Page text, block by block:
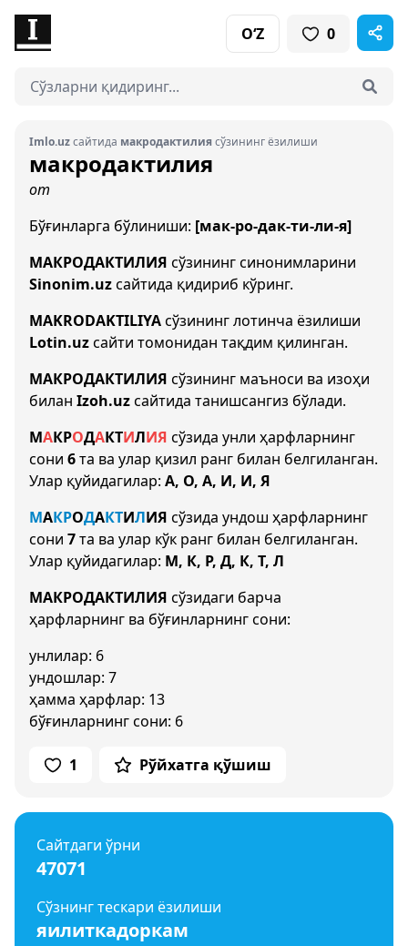
O‘Z 0
Imlo.uzсайтида макродактилиясўзининг ёзилиши
макродактилия
от
Бўғинларга бўлиниши: [мак-ро-дак-ти-ли-я]
МАКРОДАКТИЛИЯ сўзининг синонимларини
Sinonim.uzсайтида қидириб кўринг.
MAKRODAKTILIYAсўзининг лотинча ёзилиши
Lotin.uzсайти томонидан тақдим қилинган.
МАКРОДАКТИЛИЯ сўзининг маъноси ва изоҳи
билан Izoh.uzсайтида танишсангиз бўлади.
МАКРОДАКТИЛИЯ сўзида унли ҳарфларнинг
сони 6та ва улар қизил ранг билан белгиланган.
Улар қуйидагилар: А, О, А, И, И, Я
МАКРОДАКТИЛИЯ сўзида ундош ҳарфларнинг
сони 7та ва улар кўк ранг билан белгиланган.
Улар қуйидагилар: М, К, Р, Д, К, Т, Л
МАКРОДАКТИЛИЯ сўзидаги барча
ҳарфларнинг ва бўғинларнинг сони:
унлилар: 6
ундошлар: 7
ҳамма ҳарфлар: 13
бўғинларнинг сони: 6
1 Рўйхатга қўшиш
Сайтдаги ўрни
47071
Сўзнинг тескари ёзилиши
яилиткадоркам